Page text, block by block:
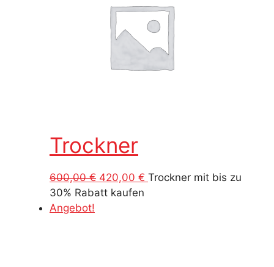
Trockner
600,00€ Ursprünglicher
Preis
420,00 € Aktueller
Trockner mit bis zu
30% Rabatt kaufen
Angebot!